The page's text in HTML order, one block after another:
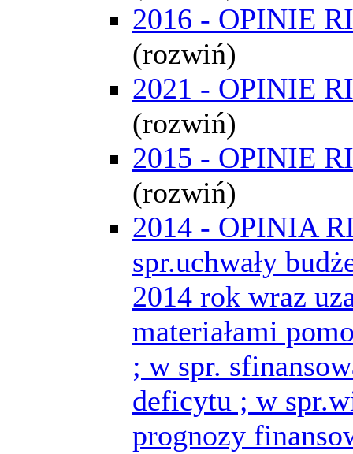
2016 - OPINIE
(rozwiń)
2021 - OPINIE
(rozwiń)
2015 - OPINIE
(rozwiń)
2014 - OPINIA
spr.uchwały
2014 rok wraz
materiałami
; w spr.
deficytu ; w
prognozy